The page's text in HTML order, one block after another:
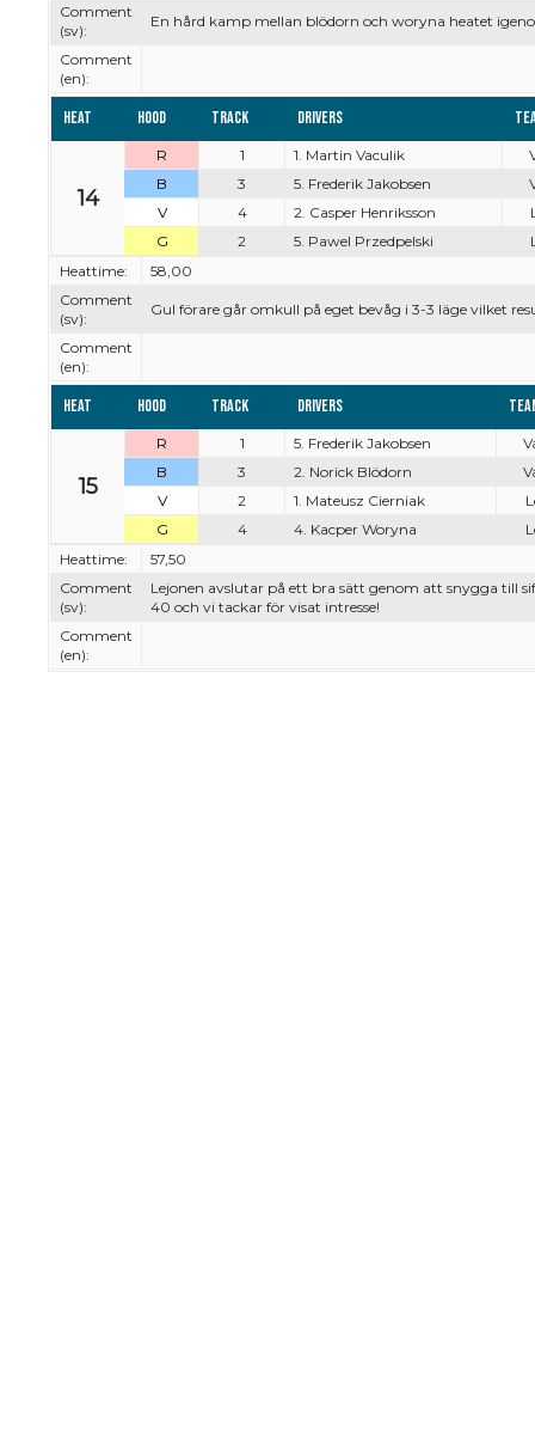
Comment
(sv):
En hård kamp mellan blödorn och woryna heatet
Comment
(en):
Heat Hood Track Drivers
14
R 1 1. Martin Vaculik
B
3 5. Frederik Jakobsen
V
4 2. Casper Henriksson
G
2 5. Pawel Przedpelski
Heattime:
58,00
Comment
(sv):
Gul förare går omkull på eget bevåg i 3-3 läge vilket
Comment
(en):
Heat Hood Track Drivers
15
R 1 5. Frederik Jakobsen
B
3 2. Norick Blödorn
V
2 1. Mateusz Cierniak
G
4 4. Kacper Woryna
Heattime:
57,50
Comment
(sv):
Lejonen avslutar på ett bra sätt genom att snygga till
40 och vi tackar för visat intresse!
Comment
(en):